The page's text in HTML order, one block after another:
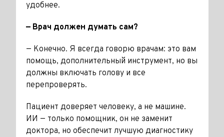
удобнее.
— Врач должен думать сам?
— Конечно. Я всегда говорю врачам: это вам
помощь, дополни­тельный инструмент, но вы
долж­ны включать голову и все
перепроверять.
Пациент доверяет челове­ку, а не машине.
ИИ — только помощник, он не заменит
доктора, но обеспечит лучшую диагностику